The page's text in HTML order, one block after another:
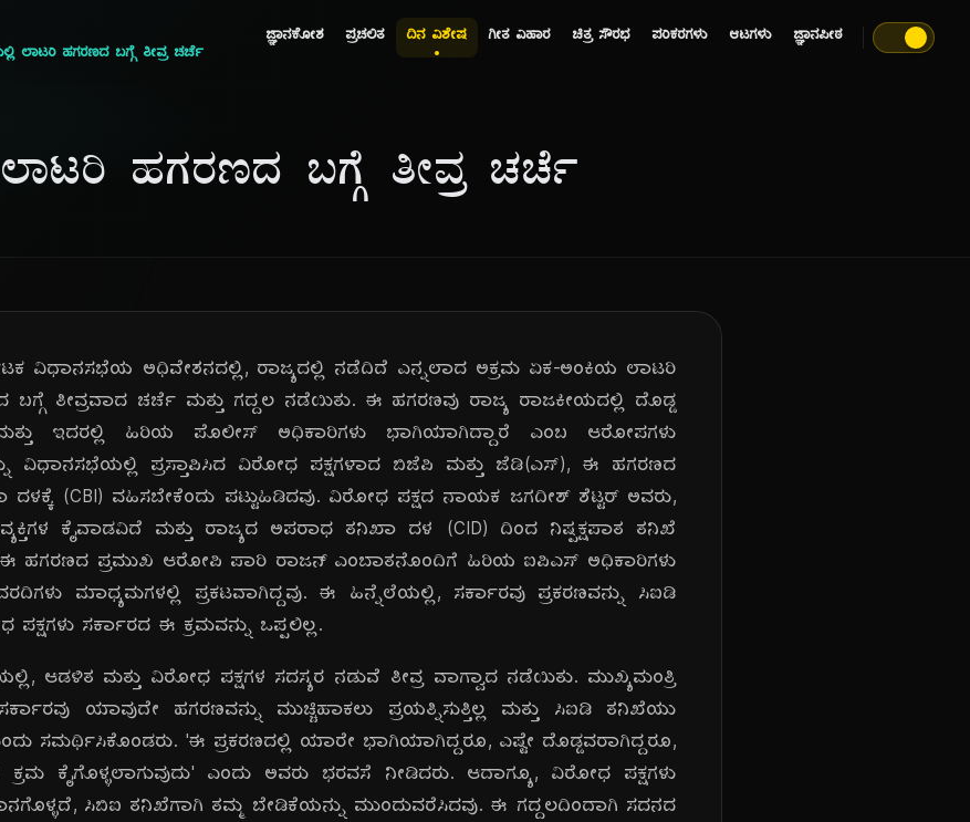
ಜ್ಞಾನಕೋಶ ಪ್ರಚಲಿತ ದಿನ ವಿಶೇಷ ಗೀತ ವಿಹಾರ ಚಿತ್ರ ಸೌರಭ ಪರಿಕರಗಳು ಆಟಗಳು ಜ್ಞಾನಪೀಠ
ಲಾಟರಿ ಹಗರಣದ ಬಗ್ಗೆ ತೀವ್ರ ಚರ್ಚೆ
ಹಗರಣದ ಬಗ್ಗೆ ತೀವ್ರ ಚರ್ಚೆ
ವಿಧಾನಸಭೆಯ ಅಧಿವೇಶನದಲ್ಲಿ, ರಾಜ್ಯದಲ್ಲಿ ನಡೆದಿದೆ ಎನ್ನಲಾದ ಅಕ್ರಮ ಏಕ-ಅಂಕಿಯ ಲಾಟರಿ
ಬಗ್ಗೆ ತೀವ್ರವಾದ ಚರ್ಚೆ ಮತ್ತು ಗದ್ದಲ ನಡೆಯಿತು. ಈ ಹಗರಣವು ರಾಜ್ಯ ರಾಜಕೀಯದಲ್ಲಿ ದೊಡ್ಡ
ಮತ್ತು ಇದರಲ್ಲಿ ಹಿರಿಯ ಪೊಲೀಸ್ ಅಧಿಕಾರಿಗಳು ಭಾಗಿಯಾಗಿದ್ದಾರೆ ಎಂಬ ಆರೋಪಗಳು
ವಿಧಾನಸಭೆಯಲ್ಲಿ ಪ್ರಸ್ತಾಪಿಸಿದ ವಿರೋಧ ಪಕ್ಷಗಳಾದ ಬಿಜೆಪಿ ಮತ್ತು ಜೆಡಿ(ಎಸ್), ಈ ಹಗರಣದ
(CBI) ವಹಿಸಬೇಕೆಂದು ಪಟ್ಟುಹಿಡಿದವು. ವಿರೋಧ ಪಕ್ಷದ ನಾಯಕ ಜಗದೀಶ್ ಶೆಟ್ಟರ್ ಅವರು,
ಕೈವಾಡವಿದೆ ಮತ್ತು ರಾಜ್ಯದ ಅಪರಾಧ ತನಿಖಾ ದಳ (CID) ದಿಂದ ನಿಷ್ಪಕ್ಷಪಾತ ತನಿಖೆ
ಈ ಹಗರಣದ ಪ್ರಮುಖ ಆರೋಪಿ ಪಾರಿ ರಾಜನ್ ಎಂಬಾತನೊಂದಿಗೆ ಹಿರಿಯ ಐಪಿಎಸ್ ಅಧಿಕಾರಿಗಳು
ಮಾಧ್ಯಮಗಳಲ್ಲಿ ಪ್ರಕಟವಾಗಿದ್ದವು. ಈ ಹಿನ್ನೆಲೆಯಲ್ಲಿ, ಸರ್ಕಾರವು ಪ್ರಕರಣವನ್ನು ಸಿಐಡಿ
ಸರ್ಕಾರದ ಈ ಕ್ರಮವನ್ನು ಒಪ್ಪಲಿಲ್ಲ.
ಆಡಳಿತ ಮತ್ತು ವಿರೋಧ ಪಕ್ಷಗಳ ಸದಸ್ಯರ ನಡುವೆ ತೀವ್ರ ವಾಗ್ವಾದ ನಡೆಯಿತು. ಮುಖ್ಯಮಂತ್ರಿ
ಯಾವುದೇ ಹಗರಣವನ್ನು ಮುಚ್ಚಿಹಾಕಲು ಪ್ರಯತ್ನಿಸುತ್ತಿಲ್ಲ ಮತ್ತು ಸಿಐಡಿ ತನಿಖೆಯು
ಸಮರ್ಥಿಸಿಕೊಂಡರು. 'ಈ ಪ್ರಕರಣದಲ್ಲಿ ಯಾರೇ ಭಾಗಿಯಾಗಿದ್ದರೂ, ಎಷ್ಟೇ ದೊಡ್ಡವರಾಗಿದ್ದರೂ,
ಕ್ರಮ ಕೈಗೊಳ್ಳಲಾಗುವುದು' ಎಂದು ಅವರು ಭರವಸೆ ನೀಡಿದರು. ಆದಾಗ್ಯೂ, ವಿರೋಧ ಪಕ್ಷಗಳು
ಸಿಬಿಐ ತನಿಖೆಗಾಗಿ ತಮ್ಮ ಬೇಡಿಕೆಯನ್ನು ಮುಂದುವರೆಸಿದವು. ಈ ಗದ್ದಲದಿಂದಾಗಿ ಸದನದ